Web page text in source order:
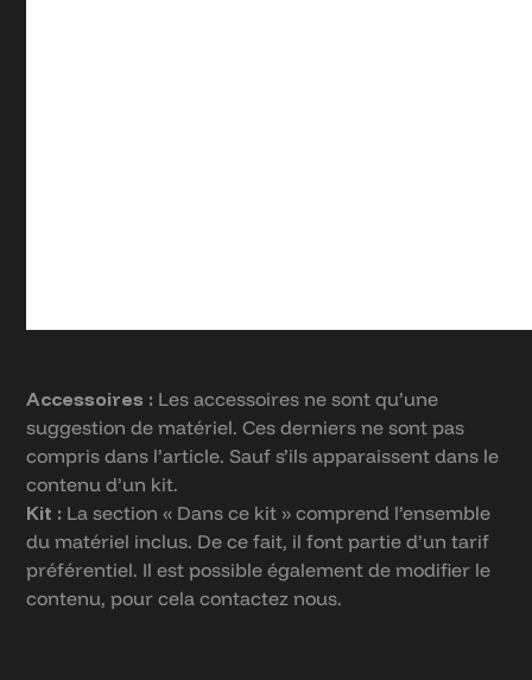
Accessoires : Les accessoires ne sont qu’une
suggestion de matériel. Ces derniers ne sont pas
compris dans l’article. Sauf s’ils apparaissent dans le
contenu d’un kit.
Kit : La section « Dans ce kit » comprend l’ensemble
du matériel inclus. De ce fait, il font partie d’un tarif
préférentiel. Il est possible également de modifier le
contenu, pour cela contactez nous.